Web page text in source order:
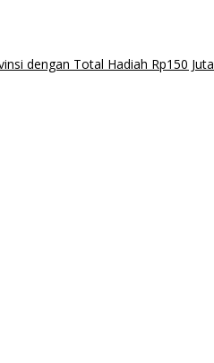
dengan Total Hadiah Rp150 Juta